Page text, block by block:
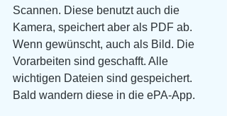
Scannen. Diese benutzt auch die
Kamera, speichert aber als PDF ab.
Wenn gewünscht, auch als Bild. Die
Vorarbeiten sind geschafft. Alle
wichtigen Dateien sind gespeichert.
Bald wandern diese in die ePA-App.